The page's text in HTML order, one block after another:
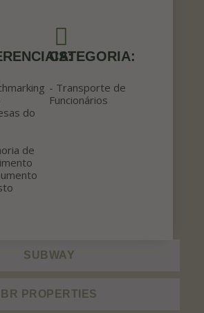
SUBWAY
BR PROPERTIES
do
de
CATEGORIA:
- Transporte de
Funcionários